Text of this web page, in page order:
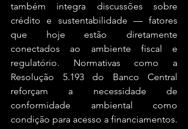
também integra discussões sobre
crédito e sustentabilidade — fatores
que hoje estão diretamente
conectados ao ambiente fiscal e
regulatório. Normativas como a
Resolução 5.193 do Banco Central
reforçam a necessidade de
conformidade ambiental como
condição para acesso a financiamentos.